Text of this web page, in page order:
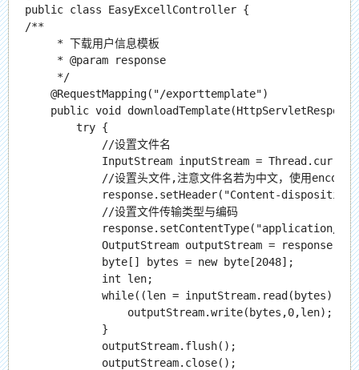
public class EasyExcellController {
/**
     * 下载用户信息模板
     * @param response
     */
    @RequestMapping("/exporttemplate")
public void
        try {
            //设置文件名
InputStream inputStream =
//设置头文件,注意文件名若为中文，使用encode
response.setHeader("Content-
            //设置文件传输类型与编码
response.setContentType("application/
OutputStream outputStream =
            byte[] bytes = new byte[2048];
            int len;
while((len = inputStream.read(bytes))
                outputStream.write(bytes,0,len);
            }
            outputStream.flush();
            outputStream.close();